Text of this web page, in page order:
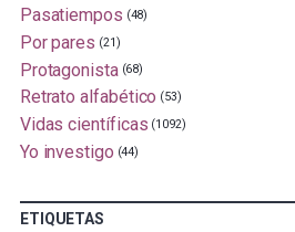
Pasatiempos (48)
Por pares (21)
Protagonista (68)
Retrato alfabético (53)
Vidas científicas (1092)
Yo investigo (44)
ETIQUETAS